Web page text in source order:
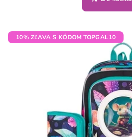
10% ZĽAVA S KÓDOM TOPGAL10